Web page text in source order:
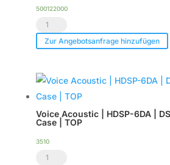
2
CXN-
Menge
500122000
Transportschutzhaube
CXN-
Menge
Zur Angebotsanfrage hinzufügen
Voice Acoustic | HDSP-6DA |
Case | TOP
3510
Voice